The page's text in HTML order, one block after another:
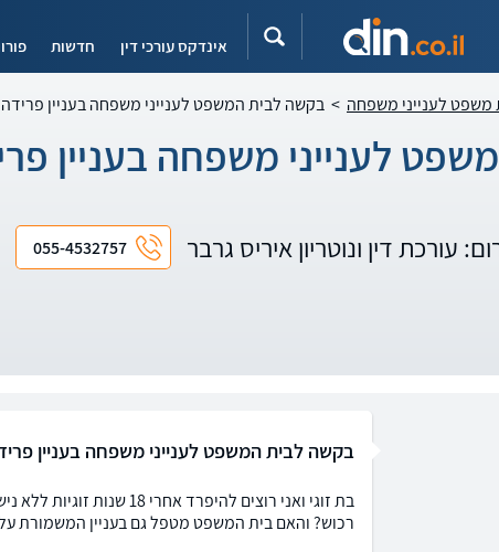
אינדקס עורכי דין חדשות
משפט לענייני משפחה > בקשה לבית המשפט לענייני משפחה בעניין
לענייני משפחה בעניין
עורכת דין ונוטריון איריס גרבר 055-4532757
בקשה לבית המשפט לענייני משפחה בעניין
בת זוגי ואני רוצים
רכוש? והאם בית המשפט מטפל גם בעניין המשמורת